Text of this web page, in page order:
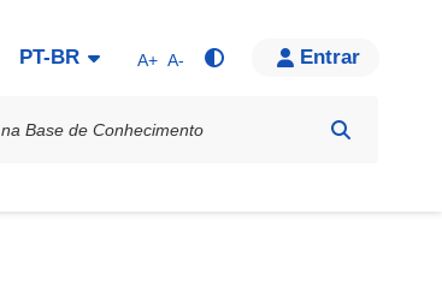
PT-BR A+ A- Entrar